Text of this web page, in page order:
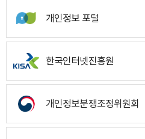
개인정보 포털
한국인터넷진흥원
개인정보분쟁조정위원회